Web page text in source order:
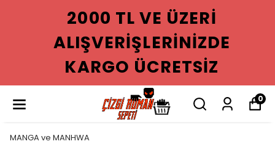
2000 TL VE ÜZERI
ALIŞVERIŞLERINIZDE
KARGO ÜCRETSIZ
0
MANGA ve MANHWA